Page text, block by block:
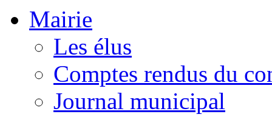
Mairie
Les élus
Comptes rendus du
Journal municipal